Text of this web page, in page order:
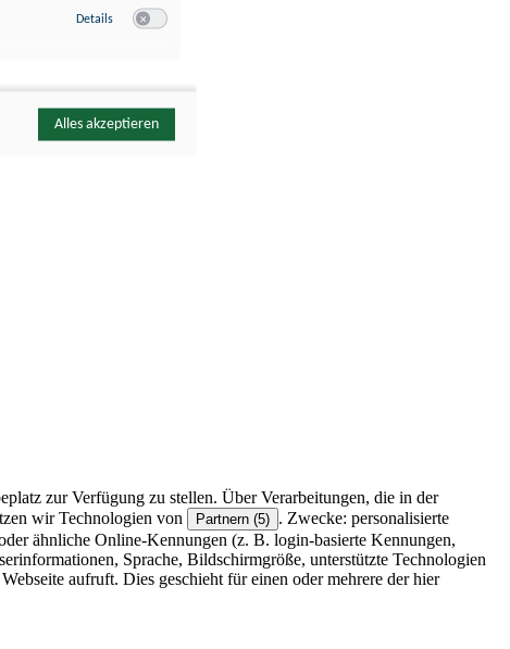
zur Verfügung zu stellen. Über Verarbeitungen, die in der
wir Technologien von Partnern (5) . Zwecke: personalisierte
ähnliche Online-Kennungen (z. B. login-basierte Kennungen,
Sprache, Bildschirmgröße, unterstützte Technologien
aufruft. Dies geschieht für einen oder mehrere der hier
Details zu YouTube
Alles akzeptieren